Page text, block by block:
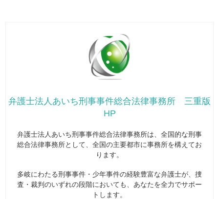
弁護士法人あいち刑事事件総合法律事務所 三重版
HP
弁護士法人あいち刑事事件総合法律事務所は、全国的な刑事
総合法律事務所として、全国の主要都市に事務所を構えてお
ります。
多岐にわたる刑事事件・少年事件の経験豊富な弁護士が、捜
査・裁判のいずれの段階においても、あなたを全力でサポー
トします。